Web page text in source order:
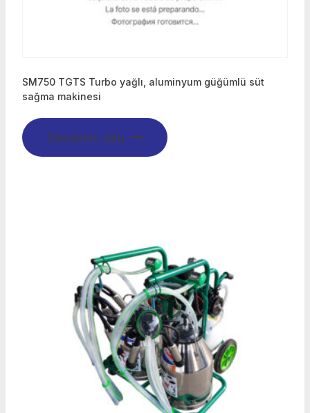
SM750 TGTS Turbo yağlı, aluminyum güğümlü süt
sağma makinesi
Devamını oku